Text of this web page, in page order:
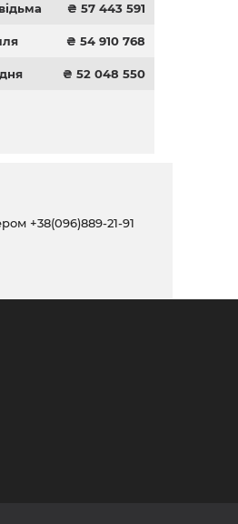
₴ 57 443 591
₴ 54 910 768
₴ 52 048 550
+38(096)889-21-91